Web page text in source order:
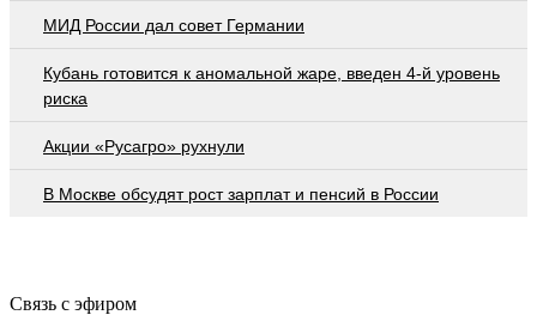
МИД России дал совет Германии
Кубань готовится к аномальной жаре, введен 4-й уровень
риска
Акции «Русагро» рухнули
В Москве обсудят рост зарплат и пенсий в России
Связь с эфиром